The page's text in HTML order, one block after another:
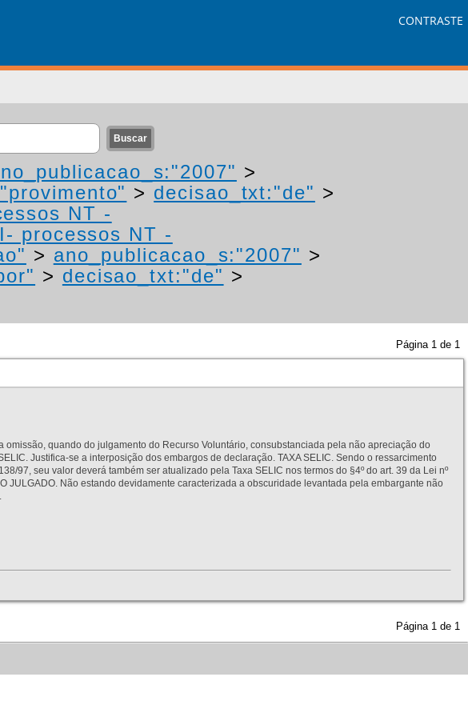
CONTRASTE
>
> decisao_txt:"de" >
NT -
processos NT -
> ano_publicacao_s:"2007" >
> decisao_txt:"de" >
Página 1 de 1
omissão, quando do julgamento do Recurso Voluntário, consubstanciada pela não apreciação do
Justifica-se a interposição dos embargos de declaração. TAXA SELIC. Sendo o ressarcimento
97, seu valor deverá também ser atualizado pela Taxa SELIC nos termos do §4º do art. 39 da Lei nº
JULGADO. Não estando devidamente caracterizada a obscuridade levantada pela embargante não
Página 1 de 1